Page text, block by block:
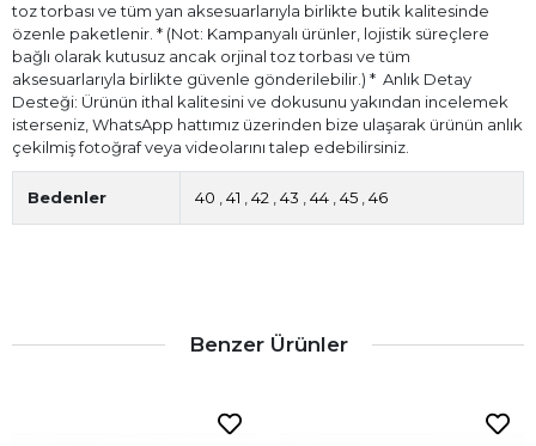
toz torbası ve tüm yan aksesuarlarıyla birlikte butik kalitesinde
özenle paketlenir. * (Not: Kampanyalı ürünler, lojistik süreçlere
bağlı olarak kutusuz ancak orjinal toz torbası ve tüm
aksesuarlarıyla birlikte güvenle gönderilebilir.) * ⁠ Anlık Detay
Desteği: Ürünün ithal kalitesini ve dokusunu yakından incelemek
isterseniz, WhatsApp hattımız üzerinden bize ulaşarak ürünün anlık
çekilmiş fotoğraf veya videolarını talep edebilirsiniz.
Bedenler 40 41 42 43 44 45 46
Benzer Ürünler